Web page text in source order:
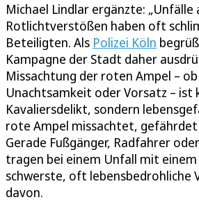
Michael Lindlar ergänzte:
Rotlichtverstößen haben oft
Beteiligten. Als Polizei Köln
Kampagne der Stadt daher
Missachtung der roten Ampel –
Unachtsamkeit oder Vorsatz – ist
Kavaliersdelikt, sondern
rote Ampel missachtet, gefährdet
Gerade Fußgänger, Radfahrer
tragen bei einem Unfall mit
schwerste, oft lebensbedrohliche
davon.